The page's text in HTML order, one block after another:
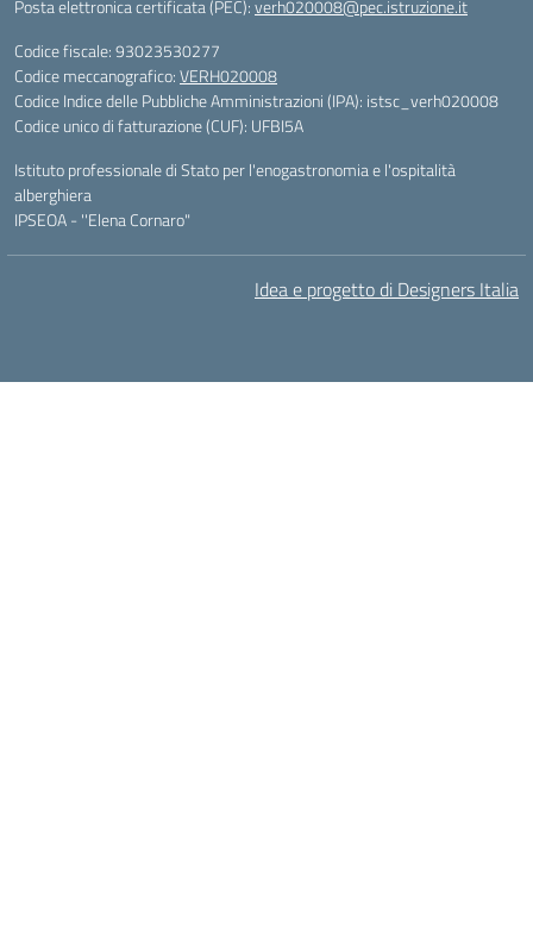
Posta elettronica certificata (PEC):verh020008@pec.istruzione.it
Codice fiscale: 93023530277
Codice meccanografico:VERH020008
Codice Indice delle Pubbliche Amministrazioni (IPA): istsc_verh020008
Codice unico di fatturazione (CUF): UFBI5A
Istituto professionale di Stato per l'enogastronomia e l'ospitalità
alberghiera
IPSEOA - ''Elena Cornaro"
Idea e progetto di Designers Italia